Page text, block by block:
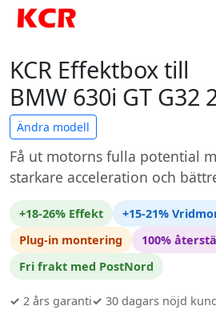
KCR Effektbox till
BMW 630i GT G32
Ändra modell
Få ut motorns fulla potential
starkare acceleration och
+18-26% Effekt
+15-21%
Plug-in montering
100%
Fri frakt med PostNord
✓ 2 års garanti✓ 30 dagars nöjd